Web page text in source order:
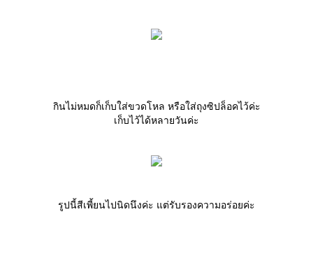
กินไม่หมดก็เก็บใส่ขวดโหล หรือใส่ถุงซิปล็อคไว้ค่ะ
เก็บไว้ได้หลายวันค่ะ
รูปนี้สีเพี้ยนไปนิดนึงค่ะ แต่รับรองความอร่อยค่ะ